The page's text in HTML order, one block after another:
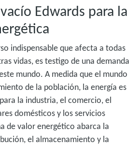
Edwards para la
indispensable que afecta a todas
vidas, es testigo de una demanda
mundo. A medida que el mundo
de la población, la energía es
la industria, el comercio, el
domésticos y los servicios
de valor energético abarca la
el almacenamiento y la